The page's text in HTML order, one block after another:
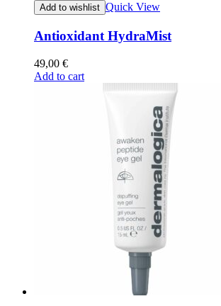
Add to wishlist Quick View
Antioxidant HydraMist
49,00 €
Add to cart